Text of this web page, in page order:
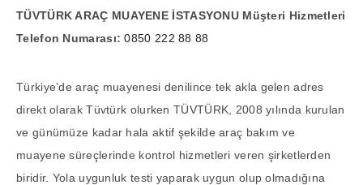
TÜVTÜRK ARAÇ MUAYENE İSTASYONU Müşteri Hizmetleri
Telefon Numarası:0850 222 88 88
Türkiye’de araç muayenesi denilince tek akla gelen adres
direkt olarak Tüvtürk olurken TÜVTÜRK, 2008 yılında kurulan
ve günümüze kadar hala aktif şekilde araç bakım ve
muayene süreçlerinde kontrol hizmetleri veren şirketlerden
biridir. Yola uygunluk testi yaparak uygun olup olmadığına